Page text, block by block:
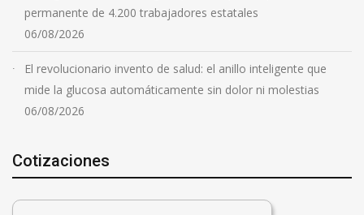
permanente de 4.200 trabajadores estatales
06/08/2026
El revolucionario invento de salud: el anillo inteligente que
mide la glucosa automáticamente sin dolor ni molestias
06/08/2026
Cotizaciones